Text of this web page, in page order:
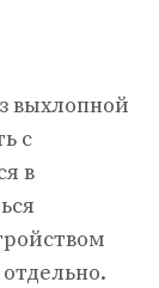
выхлопной
с
в